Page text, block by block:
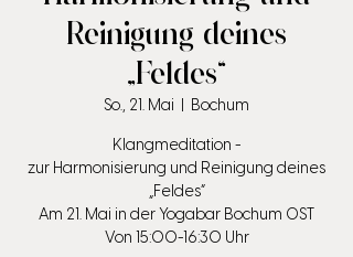
Reinigung deines
„Feldes“
So., 21. Mai Bochum
Klangmeditation -
zur Harmonisierung und Reinigung deines
„Feldes“
Am 21. Mai in der Yogabar Bochum OST
Von 15:00-16:30 Uhr